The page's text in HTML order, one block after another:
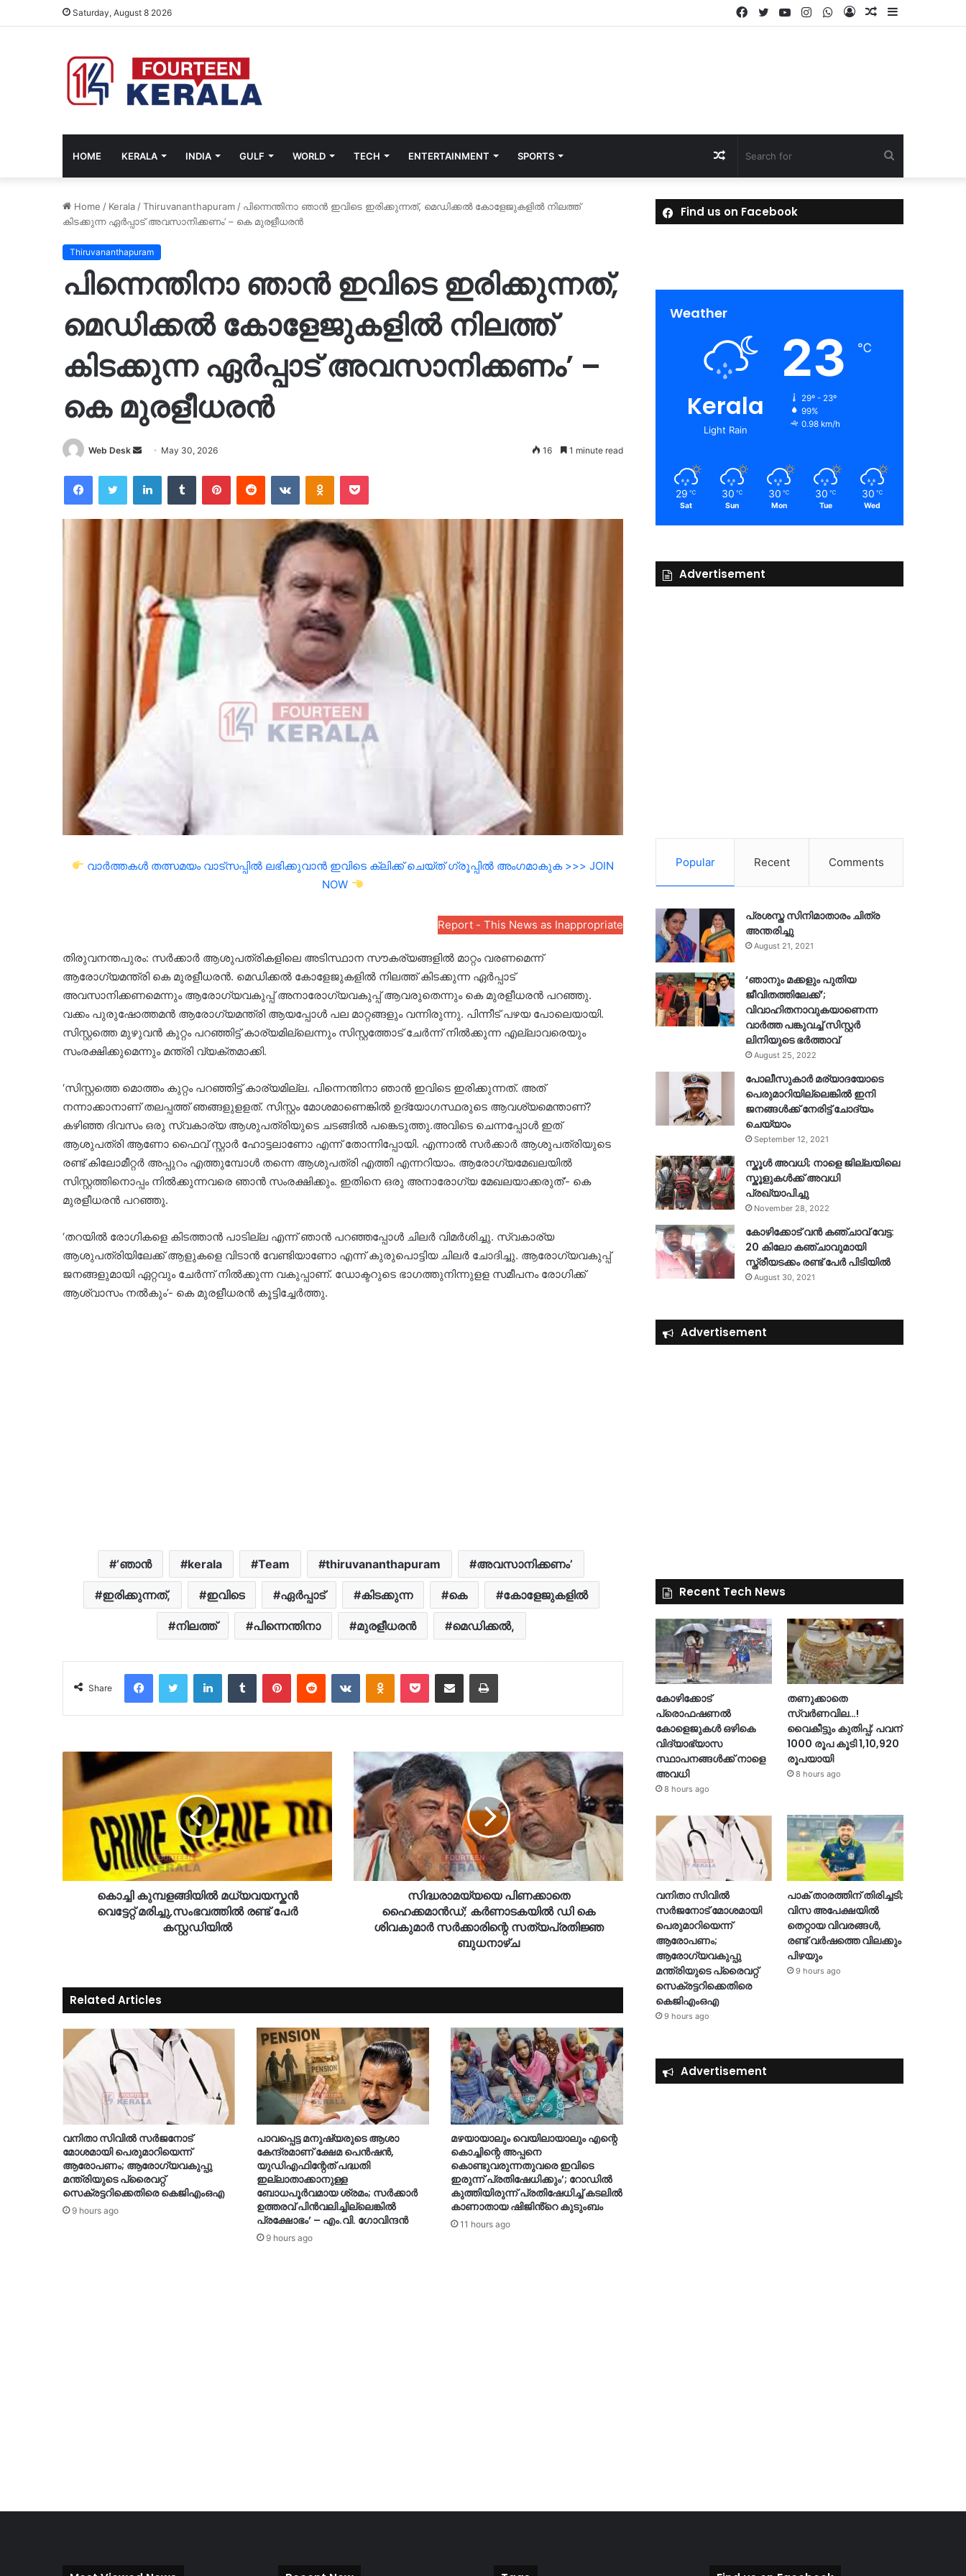
Saturday, August 8 2026 Sidebar
Random
Log
WhatsApp
Instagram
YouTube
Twitter
Facebook
HOME KERALA INDIA GULF WORLD TECH ENTERTAINMENT SPORTS
for
Random
Article
Home / Kerala /Thiruvananthapuram / പിന്നെന്തിനാ ഞാന്‍ ഇവിടെ ഇരിക്കുന്നത്, മെഡിക്കല്‍ കോളേജുകളില്‍ നിലത്ത്
കിടക്കുന്ന ഏര്‍പ്പാട് അവസാനിക്കണം’ – കെ മുരളീധരന്‍
Thiruvananthapuram
പിന്നെന്തിനാ ഞാന്‍ ഇവിടെ ഇരിക്കുന്നത്,
മെഡിക്കല്‍ കോളേജുകളില്‍ നിലത്ത്
കിടക്കുന്ന ഏര്‍പ്പാട് അവസാനിക്കണം’ –
കെ മുരളീധരന്‍
Web Desk
Send
email
May 30, 2026 16 1 minute read
FacebookTwitter LinkedInTumblr PinterestReddit VKontakteOdnoklassniki
Pocket
വാർത്തകൾ തത്സമയം വാട്സപ്പിൽ ലഭിക്കുവാൻ ഇവിടെ ക്ലിക്ക് ചെയ്ത് ഗ്രൂപ്പിൽ അംഗമാകുക >>> JOIN
NOW
Report - This News as Inappropriate
തിരുവനന്തപുരം: സര്‍ക്കാര്‍ ആശുപത്രികളിലെ അടിസ്ഥാന സൗകര്യങ്ങളില്‍ മാറ്റം വരണമെന്ന്
ആരോഗ്യമന്ത്രി കെ മുരളീധരന്‍. മെഡിക്കല്‍ കോളേജുകളില്‍ നിലത്ത് കിടക്കുന്ന ഏര്‍പ്പാട്
അവസാനിക്കണമെന്നും ആരോഗ്യവകുപ്പ് അനാരോഗ്യവകുപ്പ് ആവരുതെന്നും കെ മുരളീധരന്‍ പറഞ്ഞു.
വക്കം പുരുഷോത്തമന്‍ ആരോഗ്യമന്ത്രി ആയപ്പോള്‍ പല മാറ്റങ്ങളും വന്നിരുന്നു. പിന്നീട് പഴയ പോലെയായി.
സിസ്റ്റത്തെ മുഴുവന്‍ കുറ്റം പറഞ്ഞിട്ട് കാര്യമില്ലെന്നും സിസ്റ്റത്തോട് ചേര്‍ന്ന് നില്‍ക്കുന്ന എല്ലാവരെയും
സംരക്ഷിക്കുമെന്നും മന്ത്രി വ്യക്തമാക്കി.
‘സിസ്റ്റത്തെ മൊത്തം കുറ്റം പറഞ്ഞിട്ട് കാര്യമില്ല. പിന്നെന്തിനാ ഞാന്‍ ഇവിടെ ഇരിക്കുന്നത്. അത്
നന്നാക്കാനാണ് തലപ്പത്ത് ഞങ്ങളുളളത്. സിസ്റ്റം മോശമാണെങ്കില്‍ ഉദ്യോഗസ്ഥരുടെ ആവശ്യമെന്താണ്?
കഴിഞ്ഞ ദിവസം ഒരു സ്വകാര്യ ആശുപത്രിയുടെ ചടങ്ങില്‍ പങ്കെടുത്തു.അവിടെ ചെന്നപ്പോള്‍ ഇത്
ആശുപത്രി ആണോ ഫൈവ് സ്റ്റാര്‍ ഹോട്ടലാണോ എന്ന് തോന്നിപ്പോയി. എന്നാല്‍ സര്‍ക്കാര്‍ ആശുപത്രിയുടെ
രണ്ട് കിലോമീറ്റര്‍ അപ്പുറം എത്തുമ്പോള്‍ തന്നെ ആശുപത്രി എത്തി എന്നറിയാം. ആരോഗ്യമേഖലയില്‍
സിസ്റ്റത്തിനൊപ്പം നില്‍ക്കുന്നവരെ ഞാന്‍ സംരക്ഷിക്കും. ഇതിനെ ഒരു അനാരോഗ്യ മേഖലയാക്കരുത്’- കെ
മുരളീധരന്‍ പറഞ്ഞു.
‘തറയില്‍ രോഗികളെ കിടത്താന്‍ പാടില്ല എന്ന് ഞാന്‍ പറഞ്ഞപ്പോള്‍ ചിലര്‍ വിമര്‍ശിച്ചു. സ്വകാര്യ
ആശുപത്രിയിലേക്ക് ആളുകളെ വിടാന്‍ വേണ്ടിയാണോ എന്ന് കുരുപൊട്ടിയ ചിലര്‍ ചോദിച്ചു. ആരോഗ്യവകുപ്പ്
ജനങ്ങളുമായി ഏറ്റവും ചേര്‍ന്ന് നില്‍ക്കുന്ന വകുപ്പാണ്. ഡോക്ടറുടെ ഭാഗത്തുനിന്നുളള സമീപനം രോഗിക്ക്
ആശ്വാസം നല്‍കും’- കെ മുരളീധരന്‍ കൂട്ടിച്ചേര്‍ത്തു.
‘ഞാന്‍ kerala Team thiruvananthapuram അവസാനിക്കണം’
ഇരിക്കുന്നത്, ഇവിടെ ഏര്‍പ്പാട് കിടക്കുന്ന കെ കോളേജുകളില്‍
നിലത്ത് പിന്നെന്തിനാ മുരളീധരന്‍ മെഡിക്കല്‍,
Share
FacebookTwitter LinkedInTumblr PinterestReddit VKontakteOdnoklassniki
Pocket Share via Email Print
കൊച്ചി കുമ്പളങ്ങിയിൽ മധ്യവയസ്കൻ
വെട്ടേറ്റ് മരിച്ചു,സംഭവത്തിൽ രണ്ട് പേർ
കസ്റ്റഡിയിൽ
സിദ്ധരാമയ്യയെ പിണക്കാതെ
ഹൈക്കമാൻഡ്; കർണാടകയിൽ ഡി കെ
ശിവകുമാർ സർക്കാരിന്റെ സത്യപ്രതിജ്ഞ
ബുധനാഴ്ച
Related Articles
വനിതാ സിവിൽ സർജനോട്
മോശമായി പെരുമാറിയെന്ന്
ആരോപണം; ആരോഗ്യവകുപ്പു
മന്ത്രിയുടെ പ്രൈവറ്റ്
സെക്രട്ടറിക്കെതിരെ കെജിഎംഒഎ
9 hours ago
പാവപ്പെട്ട മനുഷ്യരുടെ ആശാ
കേന്ദ്രമാണ് ക്ഷേമ പെൻഷൻ,
യുഡിഎഫിന്റേത് പദ്ധതി
ഇല്ലാതാക്കാനുള്ള
ബോധപൂർവമായ ശ്രമം; സർക്കാർ
ഉത്തരവ് പിൻവലിച്ചില്ലെങ്കിൽ
പ്രക്ഷോഭം’ – എം.വി. ഗോവിന്ദൻ
9 hours ago
മഴയായാലും വെയിലായാലും എന്റെ
കൊച്ചിന്റെ അപ്പനെ
കൊണ്ടുവരുന്നതുവരെ ഇവിടെ
ഇരുന്ന് പ്രതിഷേധിക്കും’; റോഡില്‍
കുത്തിയിരുന്ന് പ്രതിഷേധിച്ച് കടലില്‍
കാണാതായ ഷിജിൻ്റെ കുടുംബം
11 hours ago
Find us on Facebook
Weather
Kerala
Light Rain
23 ℃
29º - 23º
99%
0.98 km/h
29 ℃
Sat
30 ℃
Sun
30 ℃
Mon
30 ℃
Tue
30 ℃
Wed
Advertisement
Popular Recent Comments
പ്രശസ്ത സിനിമാതാരം ചിത്ര
അന്തരിച്ചു
August 21, 2021
‘ഞാനും മക്കളും പുതിയ
ജീവിതത്തിലേക്ക്’;
വിവാഹിതനാവുകയാണെന്ന
വാർത്ത പങ്കുവച്ച് സിസ്റ്റർ
ലിനിയുടെ ഭർത്താവ്
August 25, 2022
പോലീസുകാര്‍ മര്യാദയോടെ
പെരുമാറിയില്ലെങ്കില്‍ ഇനി
ജനങ്ങള്‍ക്ക് നേരിട്ട് ചോദ്യം
ചെയ്യാം
September 12, 2021
സ്കൂൾ അവധി; നാളെ ജില്ലയിലെ
സ്കൂളുകൾക്ക് അവധി
പ്രഖ്യാപിച്ചു
November 28, 2022
കോഴിക്കോട് വൻ കഞ്ചാവ് വേട്ട:
20 കിലോ കഞ്ചാവുമായി
സ്ത്രീയടക്കം രണ്ട് പേർ പിടിയിൽ
August 30, 2021
Advertisement
Recent Tech News
കോഴിക്കോട്
പ്രൊഫഷണൽ
കോളെജുകൾ ഒഴികെ
വിദ്യാഭ്യാസ
സ്ഥാപനങ്ങൾക്ക് നാളെ
അവധി
8 hours ago
തണുക്കാതെ
സ്വർണവില…!
വൈകീട്ടും കുതിപ്പ്; പവന്
1000 രൂപ കൂടി 1,10,920
രൂപയായി
8 hours ago
വനിതാ സിവിൽ
സർജനോട് മോശമായി
പെരുമാറിയെന്ന്
ആരോപണം;
ആരോഗ്യവകുപ്പു
മന്ത്രിയുടെ പ്രൈവറ്റ്
സെക്രട്ടറിക്കെതിരെ
കെജിഎംഒഎ
9 hours ago
പാക് താരത്തിന് തിരിച്ചടി;
വിസ അപേക്ഷയിൽ
തെറ്റായ വിവരങ്ങൾ,
രണ്ട് വർഷത്തെ വിലക്കും
പിഴയും
9 hours ago
Advertisement